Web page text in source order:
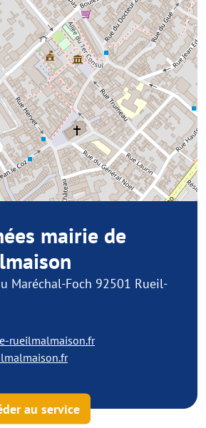
mairie de
Maréchal-Foch 92501 Rueil-
rueilmalmaison.fr
au service